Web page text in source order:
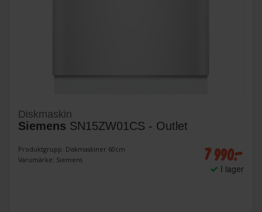
Diskmaskin
Siemens SN15ZW01CS - Outlet
Produktgrupp: Diskmaskiner 60cm
Varumärke: Siemens
7 990:-
I lager